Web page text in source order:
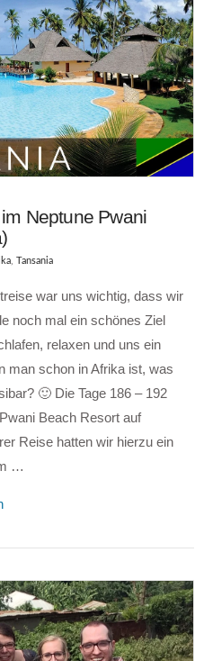
Neptune Pwani
,Tansania
war uns wichtig, dass wir
noch mal ein schönes Ziel
relaxen und uns ein
man schon in Afrika ist, was
🙂 Die Tage 186 – 192
Beach Resort auf
Reise hatten wir hierzu ein
…